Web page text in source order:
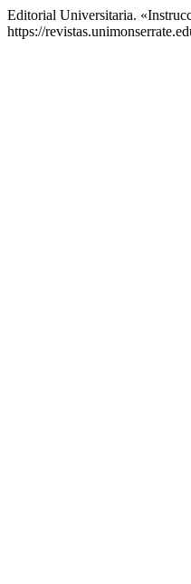
Editorial Universitaria.
https://